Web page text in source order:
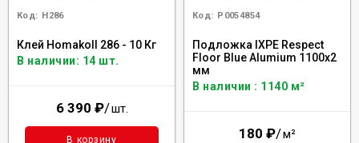
Код: H286
Клей Homakoll 286 - 10 Кг
В наличии: 14 шт.
6 390 ₽/шт.
В корзину
Код: Р0054854
Подложка IXPE Respect
Floor Blue Alumium 1100х2
мм
В наличии : 1140 м²
180 ₽/м²